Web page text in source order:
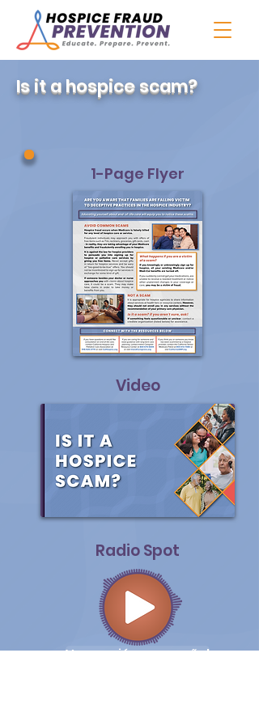
Is it a hospice scam?
1-Page Flyer
Video
Radio Spot
Ver versión en español